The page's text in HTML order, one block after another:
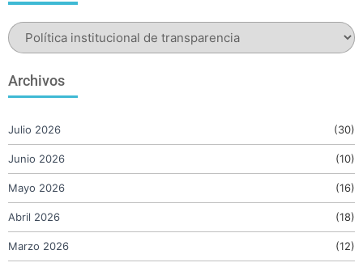
Archivos
Julio 2026 (30)
Junio 2026 (10)
Mayo 2026 (16)
Abril 2026 (18)
Marzo 2026 (12)